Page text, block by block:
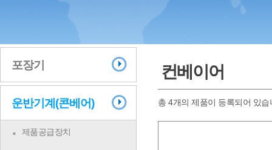
포장기
운반기계(콘베어)
제품공급장치
컨베이어
총 4개의 제품이 등록되어 있습